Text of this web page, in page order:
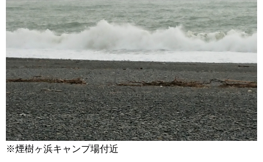
※煙樹ヶ浜キャンプ場付近